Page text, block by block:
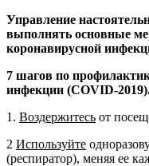
Управление
выполнять основные
коронавирусной
7 шагов по
инфекции (COVID-
1. Воздержитесь от
2 Используйте
(респиратор), меняя ее